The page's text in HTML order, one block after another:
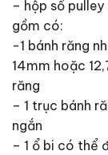
– hộp số
gồm có:
-1 bánh răng
14mm hoặc
răng
– 1 trục bánh
ngắn
– 1 ổ bi có thể